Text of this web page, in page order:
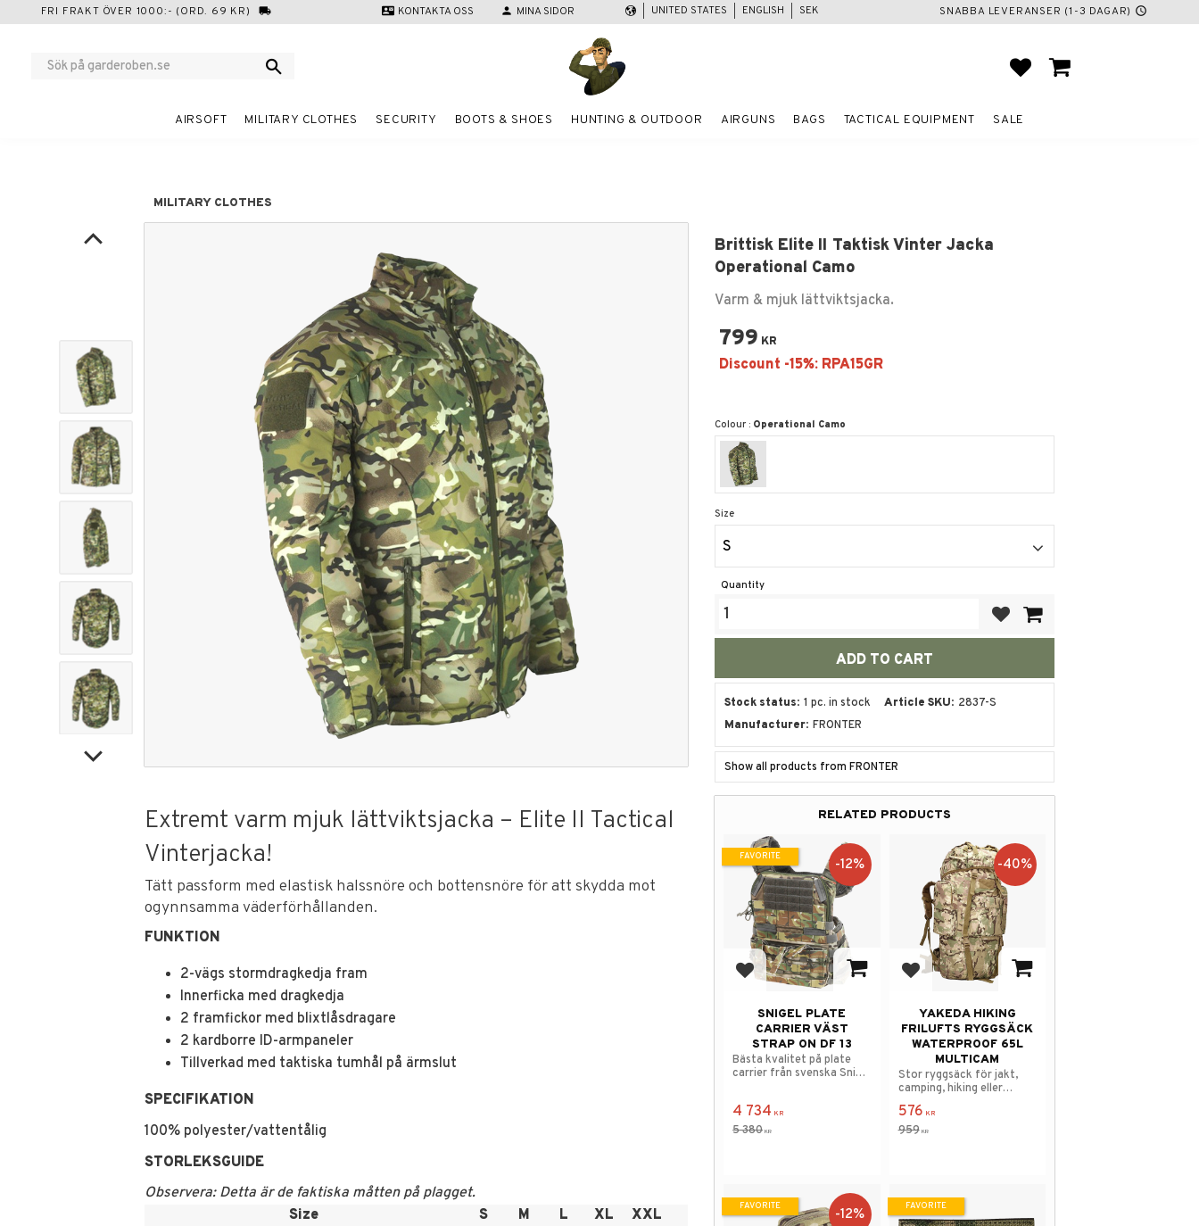
FRI FRAKT ÖVER 1000:- (ORD. 69 KR) local_shipping contact_mail KONTAKTA OSS person MINA SIDOR SNABBA LEVERANSER (1-3 DAGAR) schedule
UNITED STATES ENGLISH SEK
FAVORITES
BASKET
AIRSOFT MILITARY CLOTHES SECURITY BOOTS & SHOES HUNTING & OUTDOOR AIRGUNS BAGS TACTICAL EQUIPMENT SALE
MILITARY CLOTHES
Brittisk Elite II Taktisk Vinter Jacka
Operational Camo
Varm & mjuk lättviktsjacka.
799 KR
Colour : Operational Camo
Size
S
Quantity
Stock status 1 pc. in stock Article SKU
2837-S
Manufacturer FRONTER
Show all products from FRONTER
Extremt varm mjuk lättviktsjacka – Elite II Tactical
Vinterjacka!
Tätt passform med elastisk halssnöre och bottensnöre för att skydda mot
ogynnsamma väderförhållanden.
FUNKTION
2-vägs stormdragkedja fram
Innerficka med dragkedja
2 framfickor med blixtlåsdragare
2 kardborre ID-armpaneler
Tillverkad med taktiska tumhål på ärmslut
SPECIFIKATION
100% polyester/vattentålig
STORLEKSGUIDE
Observera: Detta är de faktiska måtten på plagget.
Size
S M L XL XXL
RELATED PRODUCTS
Add to favorites
SNIGEL PLATE
CARRIER VÄST
STRAP ON DF 13
Bästa kvalitet på plate
carrier från svenska Snigel
4 734 KR
5 380KR
12%
FAVORITE
Add to favorites
YAKEDA HIKING
FRILUFTS RYGGSÄCK
WATERPROOF 65L
MULTICAM
Stor ryggsäck för jakt,
camping, hiking eller
taktisk träning.
576 KR
959KR
40%
12%
FAVORITE FAVORITE